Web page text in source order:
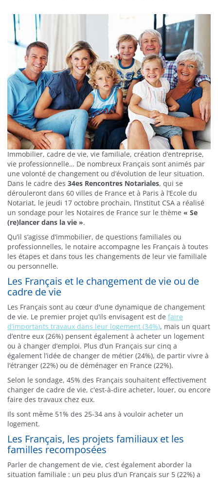
Immobilier, cadre de vie, vie familiale, création d’entreprise,
vie professionnelle… De nombreux Français sont animés par
une volonté de changement ou d’évolution de leur situation.
Dans le cadre des 34es Rencontres Notariales, qui se
dérouleront dans 60 villes de France et à Paris à l’Ecole du
Notariat, le jeudi 17 octobre prochain, l’Institut CSA a réalisé
un sondage pour les Notaires de France sur le thème « Se
(re)lancer dans la vie ».
Qu’il s’agisse d’immobilier, de questions familiales ou
professionnelles, le notaire accompagne les Français à toutes
les étapes et dans tous les changements de leur vie familiale
ou personnelle.
Les Français et le changement de vie ou de
cadre de vie
Les Français sont au cœur d'une dynamique de changement
de vie. Le premier projet qu’ils envisagent est de faire
d’importants travaux dans leur logement (34%), mais un quart
d’entre eux (26%) pensent également à acheter un logement
ou à changer d’emploi. Plus d’un Français sur cinq a
également l’idée de changer de métier (24%), de partir vivre à
l’étranger (22%) ou de déménager en France (22%).
Selon le sondage, 45% des Français souhaitent effectivement
changer de cadre de vie, c'est-à-dire acheter, louer, ou encore
faire des travaux chez eux.
Ils sont même 51% des 25-34 ans à vouloir acheter un
logement.
Les Français, les projets familiaux et les
familles recomposées
Parler de changement de vie, c’est également aborder la
situation familiale : un peu plus d’un Français sur 5 (22%) a